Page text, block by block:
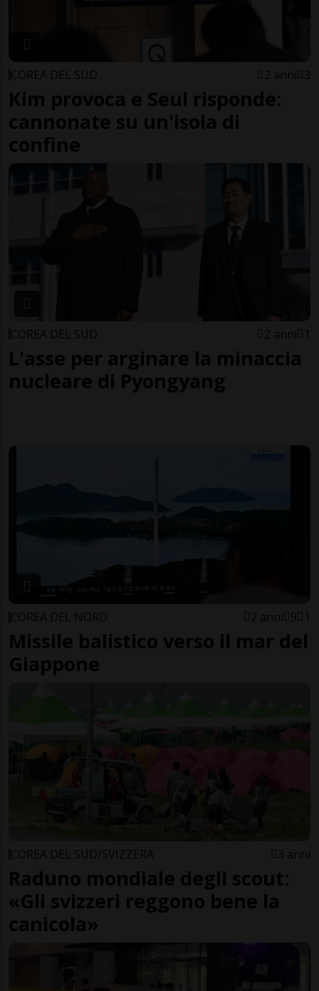
COREA DEL SUD 2 anni 3
Kim provoca e Seul risponde:
cannonate su un'isola di
confine
COREA DEL SUD 2 anni 1
L'asse per arginare la minaccia
nucleare di Pyongyang
COREA DEL NORD 2 anni 9 1
Missile balistico verso il mar del
Giappone
COREA DEL SUD/SVIZZERA 3 anni
Raduno mondiale degli scout:
«Gli svizzeri reggono bene la
canicola»